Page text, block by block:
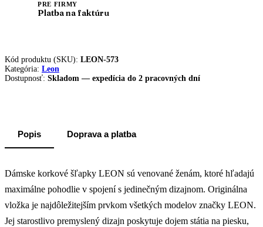
PRE FIRMY
Platba na faktúru
Kód produktu (SKU): LEON-573
Kategória: Leon
Dostupnosť: Skladom — expedícia do 2 pracovných dní
Popis Doprava a platba
Dámske korkové šľapky LEON sú venované ženám, ktoré hľadajú
maximálne pohodlie v spojení s jedinečným dizajnom. Originálna
vložka je najdôležitejším prvkom všetkých modelov značky LEON.
Jej starostlivo premyslený dizajn poskytuje dojem státia na piesku,